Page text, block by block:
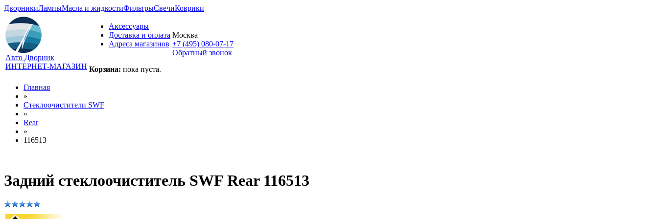
ДворникиЛампыМасла и жидкостиФильтрыСвечиКоврики
Авто Дворник
ИНТЕРНЕТ-МАГАЗИН
Аксессуары
Доставка и оплата
Адреса магазинов
Корзина: пока пуста.
Москва
+7 (495) 080-07-17
Обратный звонок
Главная
»
Стеклоочистители SWF
»
Rear
»
116513
Задний стеклоочиститель SWF Rear 116513